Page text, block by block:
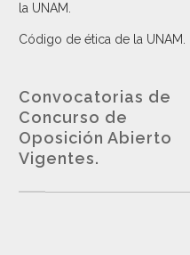
la UNAM
Código de ética de la UNAM
Convocatorias de
Concurso de
Oposición Abierto
Vigentes.